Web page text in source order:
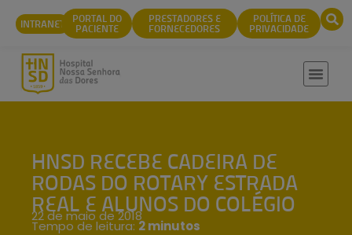
conteúdo
INTRANET PORTAL DO
PACIENTE
PRESTADORES E
FORNECEDORES
POLÍTICA DE
PRIVACIDADE
HNSD RECEBE CADEIRA DE
RODAS DO ROTARY ESTRADA
REAL E ALUNOS DO COLÉGIO
22 de maio de 2018
Tempo de leitura: 2 minutos